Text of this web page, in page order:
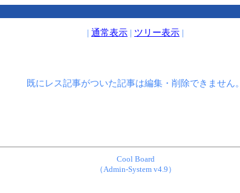
| 通常表示 | ツリー表示 |
既にレス記事がついた記事は編集・削除できません。
Cool Board
（Admin-System v4.9）